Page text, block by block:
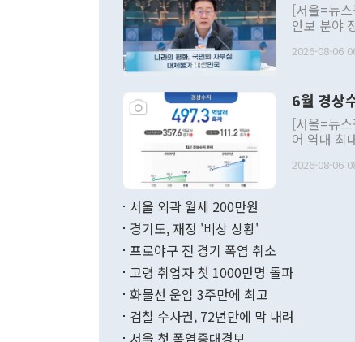
[서울=뉴
안보 분야
발언 중에
주의적 희
관의 대북
관 부처 장
관의 무리
다. [정동영 통일부 장관이 지난달 23일 오후 서울 종로구 정부서울청사에
무너졌다
함께 4자
2026-08-06
6월 경상
[서울=뉴
어 역대 최
료=한국은행] 한국은행이 6일 발표한 '2026년 6월 국제수
며 월간 기
196.9% 급
수출은
2026-08-06
서울 외곽 월세 200만원
경기도, 재정 '비상 상황'
프로야구 전 경기 폭염 취소
고령 취업자 첫 1000만명 돌파
화물선 운임 3주만에 최고
검찰 수사권, 72년만에 막 내려